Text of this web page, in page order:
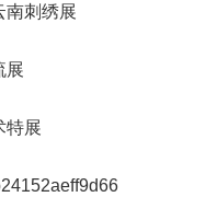
南刺绣展
特展